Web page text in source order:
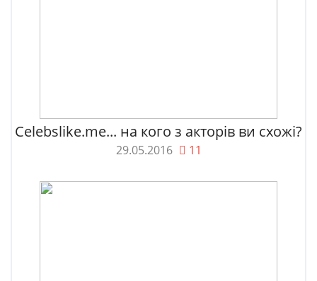
Celebslike.me... на кого з акторів ви схожі?
29.05.2016 11